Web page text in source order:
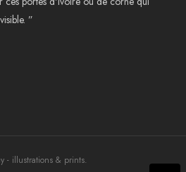
”
- illustrations & prints.